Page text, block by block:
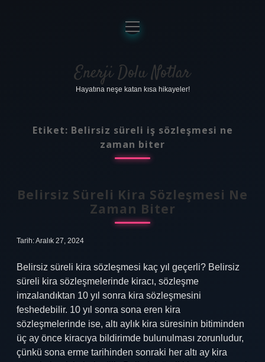
Anasayfa
Gizlilik Politikası
Yasal Uyarı
menüyü
aç
Enerji Dolu Notlar
Hayatına neşe katan kısa hikayeler!
Etiket: Belirsiz süreli iş sözleşmesi ne
zaman biter
Belirsiz Süreli Kira Sözleşmesi Ne
Zaman Biter
Tarih: Aralık 27, 2024
Belirsiz süreli kira sözleşmesi kaç yıl geçerli? Belirsiz
süreli kira sözleşmelerinde kiracı, sözleşme
imzalandıktan 10 yıl sonra kira sözleşmesini
feshedebilir. 10 yıl sonra sona eren kira
sözleşmelerinde ise, altı aylık kira süresinin bitiminden
üç ay önce kiracıya bildirimde bulunulması zorunludur,
çünkü sona erme tarihinden sonraki her altı ay kira